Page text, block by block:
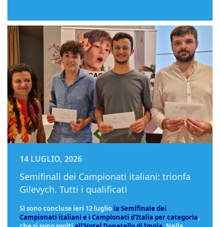
14 LUGLIO, 2026
Semifinali dei Campionati italiani: trionfa
Gilevych. Tutti i qualificati
Si sono concluse ieri 12 luglio la Semifinale dei
Campionati italiani e i Campionati d'Italia per categoria,